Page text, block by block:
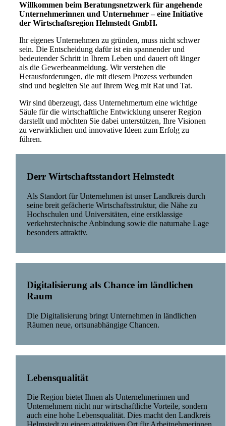
Willkommen beim Beratungsnetzwerk für angehende
Unternehmerinnen und Unternehmer – eine Initiative
der Wirtschaftsregion Helmstedt GmbH.
Ihr eigenes Unternehmen zu gründen, muss nicht schwer
sein. Die Entscheidung dafür ist ein spannender und
bedeutender Schritt in Ihrem Leben und dauert oft länger
als die Gewerbeanmeldung. Wir verstehen die
Herausforderungen, die mit diesem Prozess verbunden
sind und begleiten Sie auf Ihrem Weg mit Rat und Tat.
Wir sind überzeugt, dass Unternehmertum eine wichtige
Säule für die wirtschaftliche Entwicklung unserer Region
darstellt und möchten Sie dabei unterstützen, Ihre Visionen
zu verwirklichen und innovative Ideen zum Erfolg zu
führen.
Derr Wirtschaftsstandort Helmstedt
Als Standort für Unternehmen ist unser Landkreis durch
seine breit gefächerte Wirtschaftsstruktur, die Nähe zu
Hochschulen und Universitäten, eine erstklassige
verkehrstechnische Anbindung sowie die naturnahe Lage
besonders attraktiv.
Digitalisierung als Chance im ländlichen
Raum
Die Digitalisierung bringt Unternehmen in ländlichen
Räumen neue, ortsunabhängige Chancen.
Lebensqualität
Die Region bietet Ihnen als Unternehmerinnen und
Unternehmern nicht nur wirtschaftliche Vorteile, sondern
auch eine hohe Lebensqualität. Dies macht den Landkreis